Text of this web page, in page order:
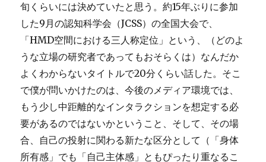
旬くらいには決めていたと思う。約15年ぶりに参加
した9月の認知科学会（JCSS）の全国大会で、
「HMD空間における三人称定位」という、（どのよ
うな立場の研究者であってもおそらくは）なんだか
よくわからないタイトルで20分くらい話した。そこ
で僕が問いかけたのは、今後のメディア環境では、
もう少し中距離的なインタラクションを想定する必
要があるのではないかということ、そして、その場
合、自己の投射に関わる新たな区分として（「身体
所有感」でも「自己主体感」ともぴったり重なるこ